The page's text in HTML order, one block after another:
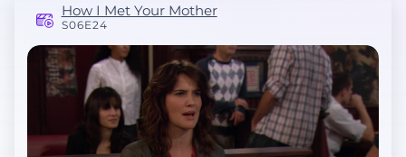
How I Met Your Mother
S06E24